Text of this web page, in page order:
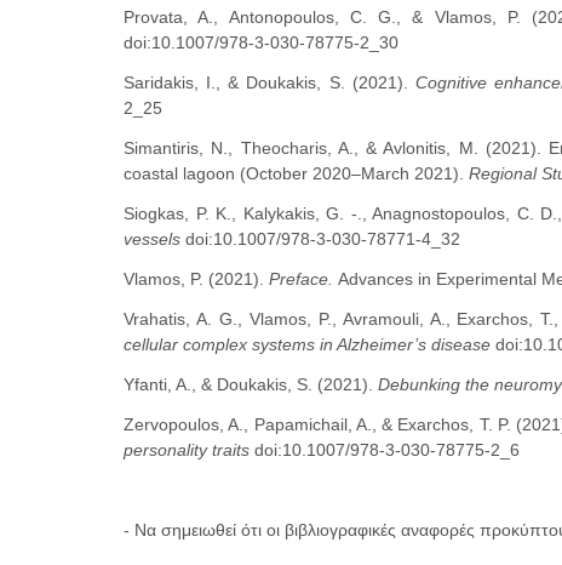
Provata, A., Antonopoulos, C. G., & Vlamos, P.
doi:10.1007/978-3-030-78775-2_30
Saridakis, I., & Doukakis, S. (2021). Cognitive
2_25
Simantiris, N., Theocharis, A., & Avlonitis, M. (2021).
coastal lagoon (October 2020–March 2021). Regional
Siogkas, P. K., Kalykakis, G. -., Anagnostopoulos, C.
vessels doi:10.1007/978-3-030-78771-4_32
Vlamos, P. (2021). Preface. Advances in Experimental
Vrahatis, A. G., Vlamos, P., Avramouli, A., Exarchos,
cellular complex systems in Alzheimer’s disease
Yfanti, A., & Doukakis, S. (2021). Debunking the
Zervopoulos, A., Papamichail, A., & Exarchos, T. P.
personality traits doi:10.1007/978-3-030-78775-2_6
- Να σημειωθεί ότι οι βιβλιογραφικές αναφορές